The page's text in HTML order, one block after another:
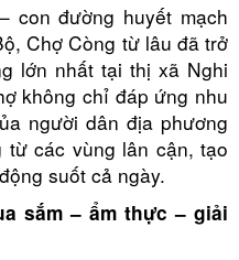
con đường huyết mạch
Chợ Còng từ lâu đã trở
lớn nhất tại thị xã Nghi
không chỉ đáp ứng nhu
người dân địa phương
từ các vùng lân cận, tạo
suốt cả ngày.
sắm – ẩm thực – giải